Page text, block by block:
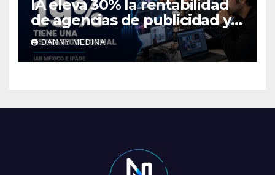
IA eleva 30% la rentabilidad
de agencias de publicidad y
pone en jaque el cobro por
hora: IAB México e IPADE
DANNY MEDINA